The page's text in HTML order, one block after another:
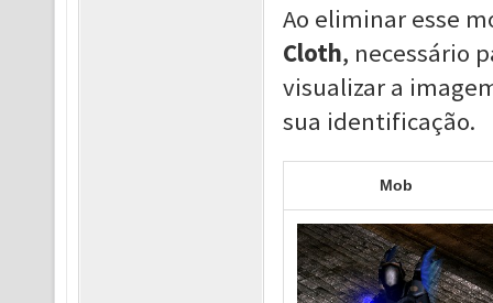
Ao eliminar esse
Cloth, necessário
visualizar a
sua identificação.
Mob